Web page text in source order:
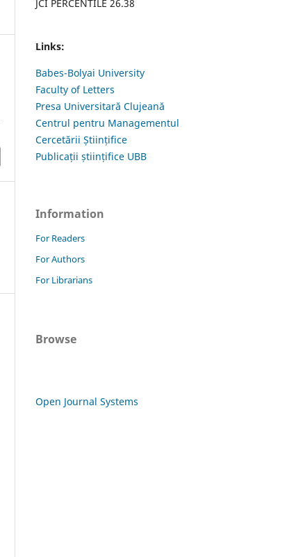
JCI PERCENTILE 26.38
Links:
Babes-Bolyai University
Faculty of Letters
Presa Universitară Clujeană
Centrul pentru Managementul
Cercetării Științifice
Publicații științifice UBB
Information
For Readers
For Authors
For Librarians
Browse
Open Journal Systems